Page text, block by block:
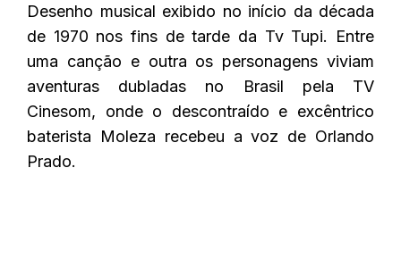
Desenho musical exibido no início da década
de 1970 nos fins de tarde da Tv Tupi. Entre
uma canção e outra os personagens viviam
aventuras dubladas no Brasil pela TV
Cinesom, onde o descontraído e excêntrico
baterista Moleza recebeu a voz de Orlando
Prado.